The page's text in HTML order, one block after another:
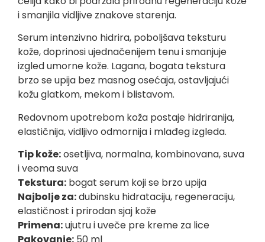
i smanjila vidljive znakove starenja.
Serum intenzivno hidrira, poboljšava teksturu
kože, doprinosi ujednačenijem tenu i smanjuje
izgled umorne kože. Lagana, bogata tekstura
brzo se upija bez masnog osećaja, ostavljajući
kožu glatkom, mekom i blistavom.
Redovnom upotrebom koža postaje hidriranija,
elastičnija, vidljivo odmornija i mlađeg izgleda.
Tip kože:osetljiva, normalna, kombinovana, suva
i veoma suva
Tekstura: bogat serum koji se brzo upija
Najbolje za:dubinsku hidrataciju, regeneraciju,
elastičnost i prirodan sjaj kože
Primena:ujutru i uveče pre kreme za lice